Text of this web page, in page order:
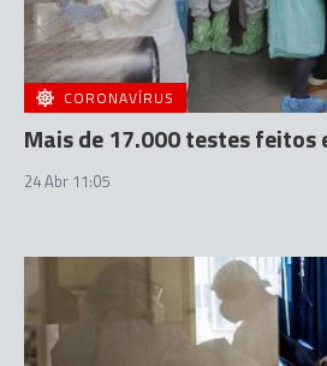
CORONAVÍRUS
Mais de 17.000 testes feitos
24 Abr 11:05